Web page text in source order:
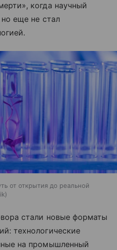
когда научный
но еще не стал
от открытия до реальной
стали новые форматы
технологические
на промышленный